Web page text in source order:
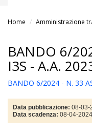
Home Amministrazione
BANDO 6/
I3S - A.A.
BANDO 6/2024 - N. 33
Data pubblicazione: 08-03-
Data scadenza: 08-04-2024